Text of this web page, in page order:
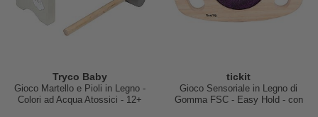
Tryco Baby
Gioco Martello e Pioli in Legno -
Colori ad Acqua Atossici - 12+
tickit
Gioco Sensoriale in Legno di
Gomma FSC - Easy Hold - con